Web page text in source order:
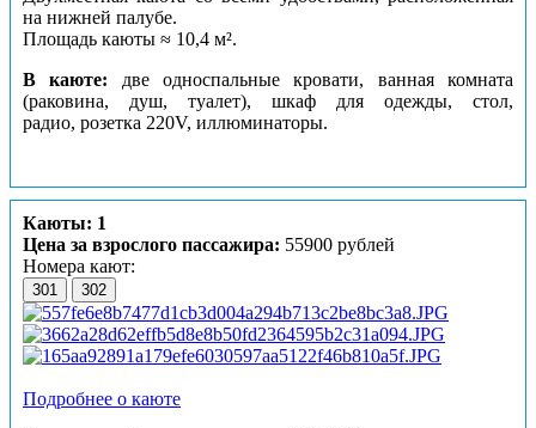
на нижней палубе.
Площадь каюты ≈ 10,4 м².
В каюте: две односпальные кровати, ванная комната
(раковина, душ, туалет), шкаф для одежды, стол,
радио, розетка 220V, иллюминаторы.
Каюты: 1
Цена за взрослого пассажира: 55900 рублей
Номера кают:
301 302
Подробнее о каюте